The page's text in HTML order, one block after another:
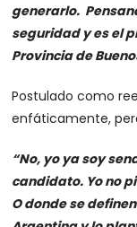
generarlo.
seguridad y es el
Provincia de
Postulado como
enfáticamente,
“No, yo ya soy
candidato. Yo no
O donde se